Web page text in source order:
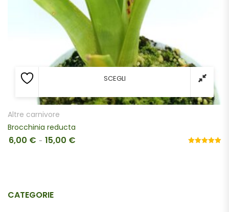
SCEGLI
Altre carnivore
Brocchinia reducta
6,00 € - 15,00 € Fascia di prezzo: da 6,00 € a 15,00 €
CATEGORIE